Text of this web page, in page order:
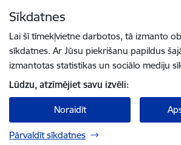
Sīkdatnes
Lai šī tīmekļvietne darbotos, tā izmanto
sīkdatnes. Ar Jūsu piekrišanu papildus
izmantotas statistikas un sociālo mediju
Lūdzu, atzīmējiet savu izvēli:
Noraidīt
Pārvaldīt sīkdatnes